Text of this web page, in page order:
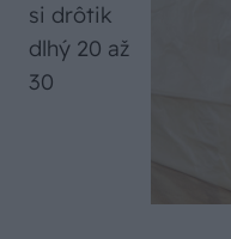
si drôtik
dlhý 20 až
30